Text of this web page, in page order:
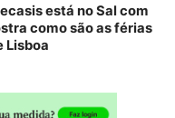
está no Sal com
como são as férias
Lisboa